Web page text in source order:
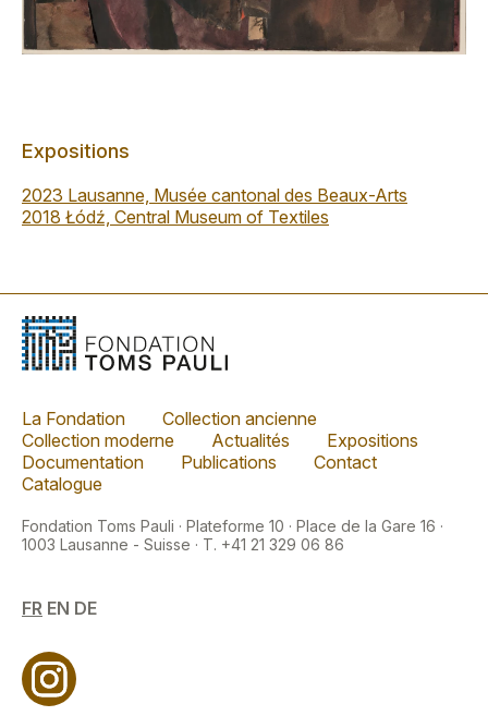
Expositions
2023 Lausanne, Musée cantonal des Beaux-Arts
2018 Łódź, Central Museum of Textiles
La Fondation
Collection ancienne
Collection moderne
Actualités
Expositions
Documentation
Publications
Contact
Catalogue
Fondation Toms Pauli · Plateforme 10 · Place de la Gare 16 ·
1003 Lausanne - Suisse · T. +41 21 329 06 86
FR EN DE